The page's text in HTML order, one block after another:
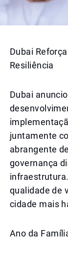
Dubai
Resiliência
Dubai
juntamente
abrangente
governança
qualidade de
cidade mais
Ano da